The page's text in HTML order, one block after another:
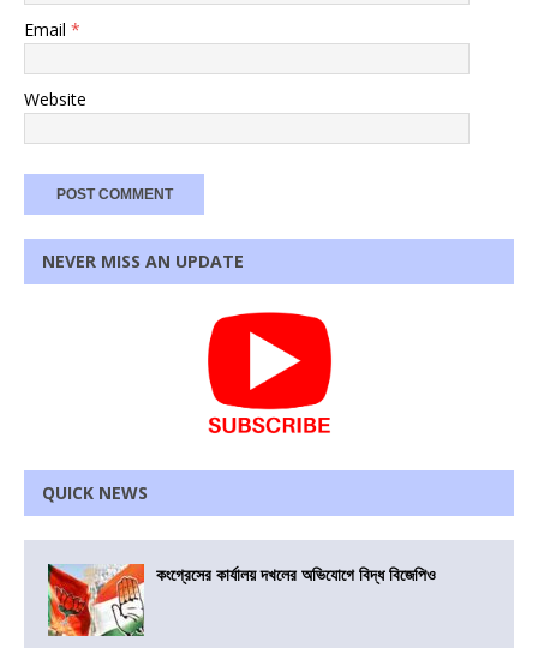
Email *
Website
NEVER MISS AN UPDATE
QUICK NEWS
কংগ্রেসের কার্যালয় দখলের অভিযোগে বিদ্ধ বিজেপিও